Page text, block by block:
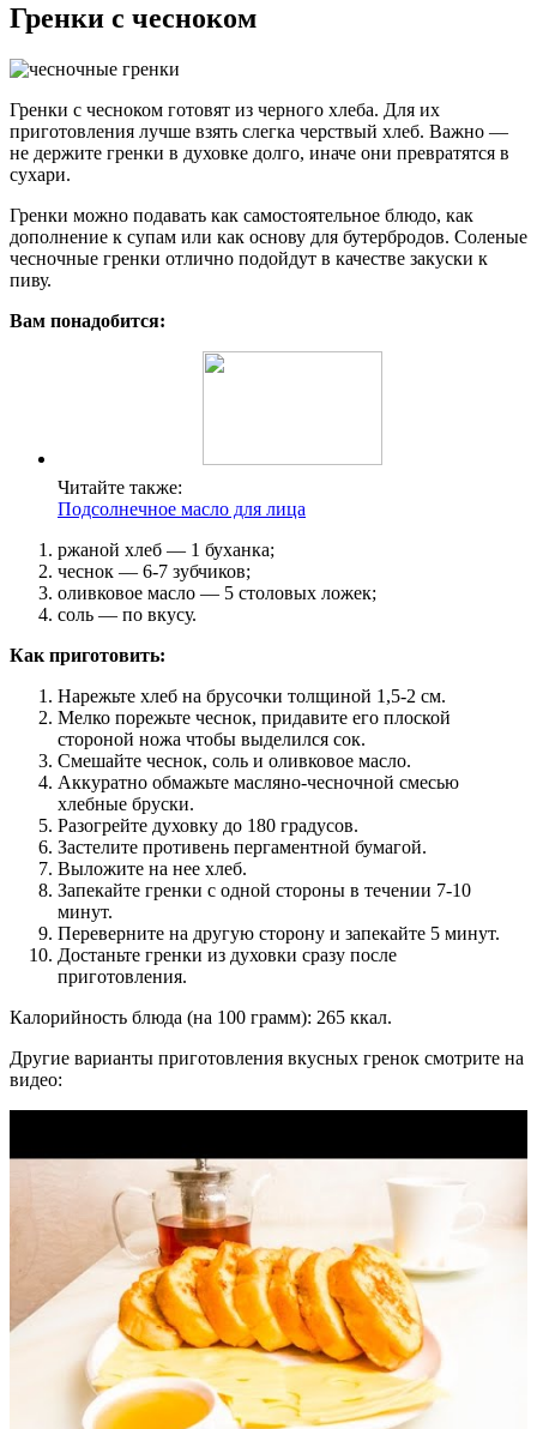
Гренки с чесноком
Гренки с чесноком готовят из черного хлеба. Для их
приготовления лучше взять слегка черствый хлеб. Важно —
не держите гренки в духовке долго, иначе они превратятся в
сухари.
Гренки можно подавать как самостоятельное блюдо, как
дополнение к супам или как основу для бутербродов. Соленые
чесночные гренки отлично подойдут в качестве закуски к
пиву.
Вам понадобится:
Читайте также:
Подсолнечное масло для лица
ржаной хлеб — 1 буханка;
чеснок — 6-7 зубчиков;
оливковое масло — 5 столовых ложек;
соль — по вкусу.
Как приготовить:
Нарежьте хлеб на брусочки толщиной 1,5-2 см.
Мелко порежьте чеснок, придавите его плоской
стороной ножа чтобы выделился сок.
Смешайте чеснок, соль и оливковое масло.
Аккуратно обмажьте масляно-чесночной смесью
хлебные бруски.
Разогрейте духовку до 180 градусов.
Застелите противень пергаментной бумагой.
Выложите на нее хлеб.
Запекайте гренки с одной стороны в течении 7-10
минут.
Переверните на другую сторону и запекайте 5 минут.
Достаньте гренки из духовки сразу после
приготовления.
Калорийность блюда (на 100 грамм): 265 ккал.
Другие варианты приготовления вкусных гренок смотрите на
видео: